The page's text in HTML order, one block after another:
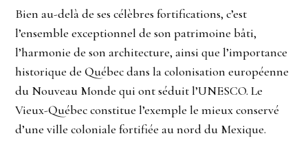
Bien au-delà de ses célèbres fortifications, c’est
l’ensemble exceptionnel de son patrimoine bâti,
l’harmonie de son architecture, ainsi que l’importance
historique de Québec dans la colonisation européenne
du Nouveau Monde qui ont séduit l’UNESCO. Le
Vieux-Québec constitue l’exemple le mieux conservé
d’une ville coloniale fortifiée au nord du Mexique.